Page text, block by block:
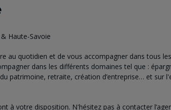
Haute-Savoie
au quotidien et de vous accompagner dans tous
dans les différents domaines tel que :
patrimoine, retraite, création d’entreprise… et sur
à votre disposition. N'hésitez pas à contacter